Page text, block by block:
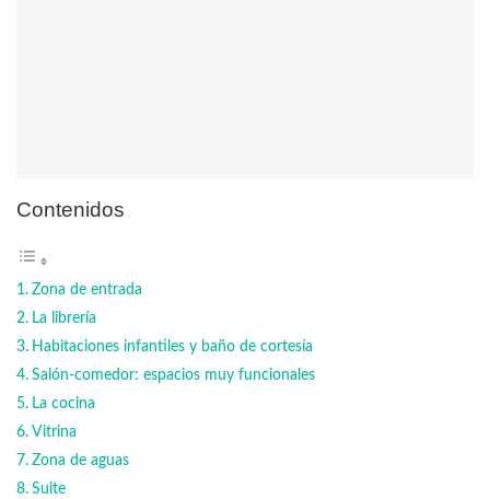
Contenidos
Zona de entrada
La librería
Habitaciones infantiles y baño de cortesía
Salón-comedor: espacios muy funcionales
La cocina
Vitrina
Zona de aguas
Suite